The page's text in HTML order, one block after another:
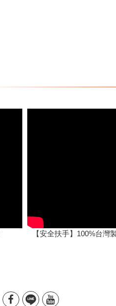
【安全扶手】100%台灣